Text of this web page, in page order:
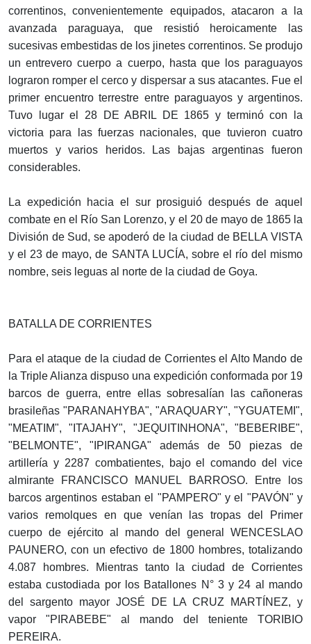
correntinos, convenientemente equipados, atacaron a la
avanzada paraguaya, que resistió heroicamente las
sucesivas embestidas de los jinetes correntinos. Se produjo
un entrevero cuerpo a cuerpo, hasta que los paraguayos
lograron romper el cerco y dispersar a sus atacantes. Fue el
primer encuentro terrestre entre paraguayos y argentinos.
Tuvo lugar el 28 DE ABRIL DE 1865 y terminó con la
victoria para las fuerzas nacionales, que tuvieron cuatro
muertos y varios heridos. Las bajas argentinas fueron
considerables.
La expedición hacia el sur prosiguió después de aquel
combate en el Río San Lorenzo, y el 20 de mayo de 1865 la
División de Sud, se apoderó de la ciudad de BELLA VISTA
y el 23 de mayo, de SANTA LUCÍA, sobre el río del mismo
nombre, seis leguas al norte de la ciudad de Goya.
BATALLA DE CORRIENTES
Para el ataque de la ciudad de Corrientes el Alto Mando de
la Triple Alianza dispuso una expedición conformada por 19
barcos de guerra, entre ellas sobresalían las cañoneras
brasileñas "PARANAHYBA", "ARAQUARY", "YGUATEMI",
"MEATIM", "ITAJAHY", "JEQUITINHONA", "BEBERIBE",
"BELMONTE", "IPIRANGA" además de 50 piezas de
artillería y 2287 combatientes, bajo el comando del vice
almirante FRANCISCO MANUEL BARROSO. Entre los
barcos argentinos estaban el "PAMPERO" y el "PAVÓN" y
varios remolques en que venían las tropas del Primer
cuerpo de ejército al mando del general WENCESLAO
PAUNERO, con un efectivo de 1800 hombres, totalizando
4.087 hombres. Mientras tanto la ciudad de Corrientes
estaba custodiada por los Batallones N° 3 y 24 al mando
del sargento mayor JOSÉ DE LA CRUZ MARTÍNEZ, y
vapor "PIRABEBE" al mando del teniente TORIBIO
PEREIRA.